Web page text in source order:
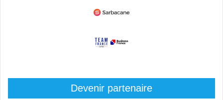
Devenir partenaire